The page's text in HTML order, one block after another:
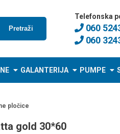
Pretraži
Telefonska
060
060
GALANTERIJA PUMPE
pločice
gold 30*60